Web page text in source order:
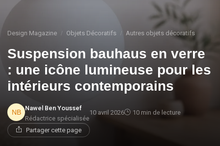
Design Magazine Objets Décoratifs Autres objets décoratifs
Suspension bauhaus en verre
: une icône lumineuse pour les
intérieurs contemporains
Nawel Ben Youssef
Rédactrice spécialisée
10 avril 2026 10 min de lecture
Partager cette page